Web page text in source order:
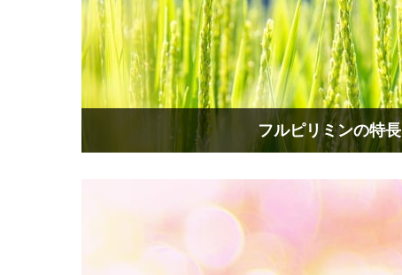
フルピリミンの特長